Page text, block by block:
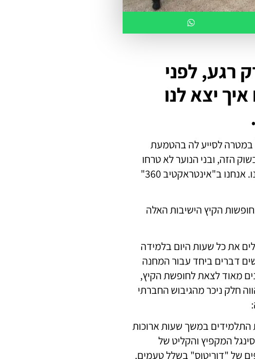
רגע, לפני
יצא לנו
במטרה לסייע לה בהטמעת
הזה, ובני הנוער לא טרחו
לנסות את דוריטוס בהמוניהם. אז איך עשינו זאת? פשוט מאוד – בדרך שלנו. אנחנו ב"אינטראקטיב 360"
הקיץ הישיבות האלה
את כל שעות היום בלמידה
דברים ביחד עבור המחנה
מאוד לצאת לחופשת הקיץ,
חלק ניכר מהגיבוש החברתי
התלמידים במשך שעות ארוכות
המקפיץ והקליט של
של "דוריטוס" בשלל טעמים.